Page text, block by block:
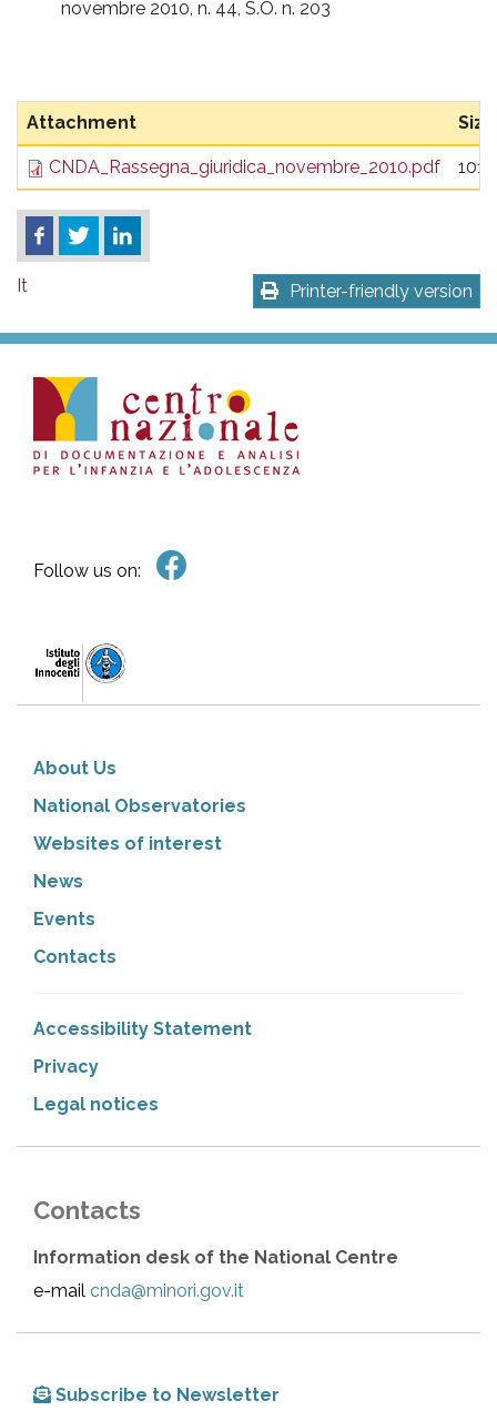
novembre 2010, n. 44, S.O. n. 203
Attachment Size
CNDA_Rassegna_giuridica_novembre_2010.pdf
Printer-friendly version
It
Follow us on:
About Us
National Observatories
Websites of interest
News
Events
Contacts
Accessibility Statement
Privacy
Legal notices
Contacts
Information desk of the National Centre
e-mail cnda@minori.gov.it
Subscribe to Newsletter